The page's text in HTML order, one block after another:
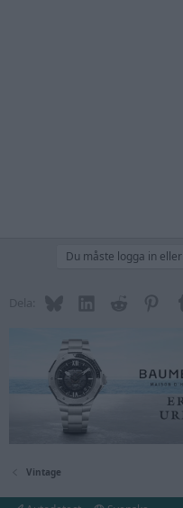
Du måste logga in
Vintage